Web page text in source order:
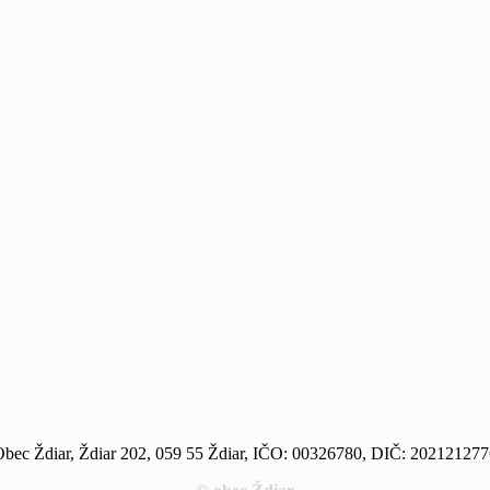
Ždiar, Ždiar 202, 059 55 Ždiar, IČO: 00326780, DIČ: